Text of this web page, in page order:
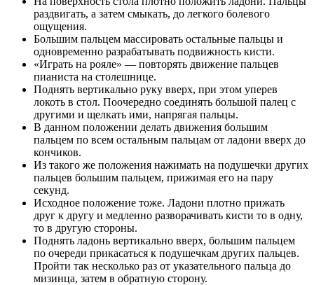
раздвигать, а затем смыкать, до легкого болевого
ощущения.
Большим пальцем массировать остальные пальцы и
одновременно разрабатывать подвижность кисти.
«Играть на рояле» — повторять движение пальцев
пианиста на столешнице.
Поднять вертикально руку вверх, при этом уперев
локоть в стол. Поочередно соединять большой палец с
другими и щелкать ими, напрягая пальцы.
В данном положении делать движения большим
пальцем по всем остальным пальцам от ладони вверх до
кончиков.
Из такого же положения нажимать на подушечки других
пальцев большим пальцем, прижимая его на пару
секунд.
Исходное положение тоже. Ладони плотно прижать
друг к другу и медленно разворачивать кисти то в одну,
то в другую стороны.
Поднять ладонь вертикально вверх, большим пальцем
по очереди прикасаться к подушечкам других пальцев.
Пройти так несколько раз от указательного пальца до
мизинца, затем в обратную сторону.